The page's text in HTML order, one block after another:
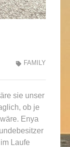
FAMILY
sie unser
ob je
Enya
Laufe